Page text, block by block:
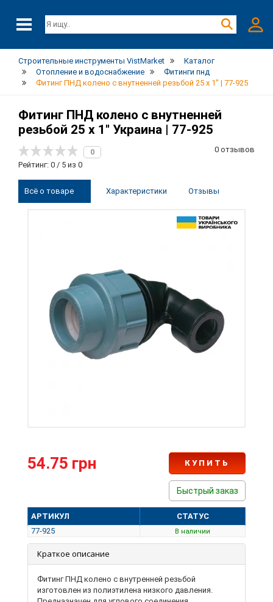
Строительные инструменты VistMarket
Каталог
Отопление и водоснабжение
Фитинги пнд
Фитинг ПНД колено с внутненней резьбой 25 х 1" | 77-925
Фитинг ПНД колено с внутненней
резьбой 25 х 1" Украина | 77-925
0
Рейтинг: 0 / 5 из 0
0 отзывов
Всё о товаре Характеристики Отзывы
54.75 грн
Быстрый заказ
КУПИТЬ
АРТИКУЛ
СТАТУС
77-925
В наличии
Краткое описание
Фитинг ПНД колено с внутренней резьбой
изготовлен из полиэтилена низкого давления.